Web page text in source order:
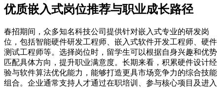
优质嵌入式岗位推荐与职业成长路径
春招期间，众多知名科技公司提供针对嵌入式专业的研发岗
位，包括智能硬件研发工程师、嵌入式软件开发工程师、硬件
测试工程师等。选择岗位时，留学生可以根据自身兴趣和优势
匹配具体方向，提升职业满意度。长期来看，积累硬件设计经
验与软件算法优化能力，能够打造更具市场竞争力的综合技能
组合。企业通常支持人才通过在职培训、参与核心项目及进入